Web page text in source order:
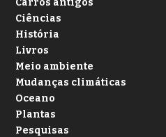
Ciências
História
Livros
Meio ambiente
Mudanças climáticas
Oceano
Plantas
Pesquisas